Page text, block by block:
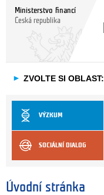
Ministerstvo financí
Česká republika
► ZVOLTE SI OBLAST:
VÝZKUM
SOCIÁLNÍ DIALOG
Úvodní stránka